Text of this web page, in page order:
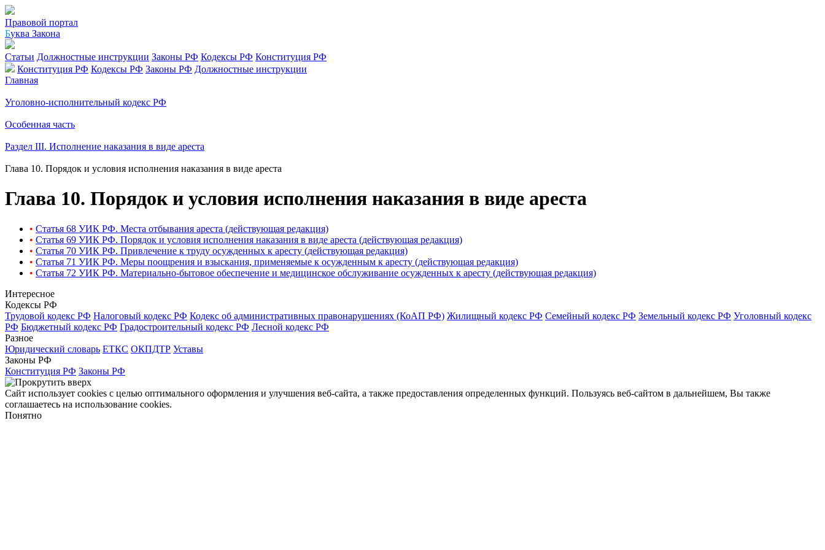
Правовой портал
Буква Закона
Статьи Должностные инструкции Законы РФ Кодексы РФ Конституция РФ
Конституция РФ Кодексы РФ Законы РФ Должностные инструкции
Главная
Уголовно-исполнительный кодекс РФ
Особенная часть
Раздел III. Исполнение наказания в виде ареста
Глава 10. Порядок и условия исполнения наказания в виде ареста
Глава 10. Порядок и условия исполнения наказания в виде ареста
• Статья 68 УИК РФ. Места отбывания ареста (действующая редакция)
• Статья 69 УИК РФ. Порядок и условия исполнения наказания в виде ареста (действующая редакция)
• Статья 70 УИК РФ. Привлечение к труду осужденных к аресту (действующая редакция)
• Статья 71 УИК РФ. Меры поощрения и взыскания, применяемые к осужденным к аресту (действующая редакция)
• Статья 72 УИК РФ. Материально-бытовое обеспечение и медицинское обслуживание осужденных к аресту (действующая редакция)
Интересное
Кодексы РФ
Трудовой кодекс РФ Налоговый кодекс РФ Кодекс об административных правонарушениях (КоАП РФ) Жилищный кодекс РФ Семейный кодекс РФ Земельный кодекс РФ Уголовный кодекс
РФ Бюджетный кодекс РФ Градостроительный кодекс РФ Лесной кодекс РФ
Разное
Юридический словарь ЕТКС ОКПДТР Уставы
Законы РФ
Конституция РФ Законы РФ
Сайт использует cookies с целью оптимального оформления и улучшения веб-сайта, а также предоставления определенных функций. Пользуясь веб-сайтом в дальнейшем, Вы также
соглашаетесь на использование cookies.
Понятно